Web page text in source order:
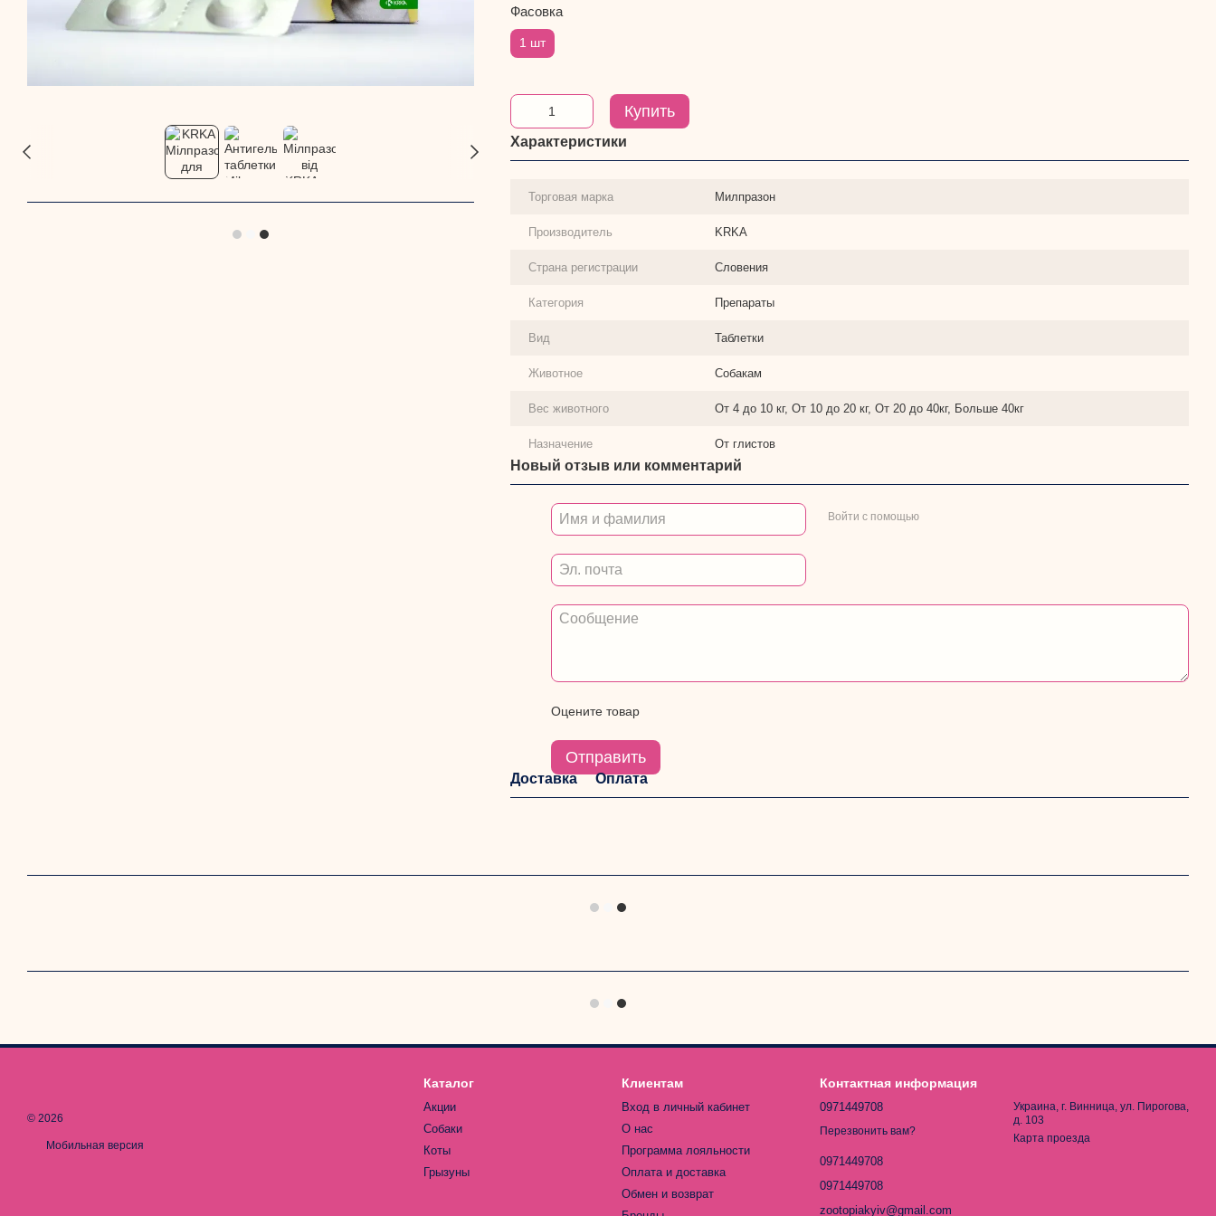
Фасовка
1 шт
Купить
Характеристики
Торговая марка Милпразон
Производитель KRKA
Страна регистрации Словения
Категория Препараты
Вид Таблетки
Животное Собакам
Вес животного От 4 до 10 кг, От 10 до 20 кг, От 20 до 40кг, Больше 40кг
Назначение От глистов
Новый отзыв или комментарий
Войти с помощью
Оцените товар
Отправить
Доставка Оплата
© 2026
Мобильная версия
Каталог
Акции
Собаки
Коты
Грызуны
Клиентам
Вход в личный кабинет
О нас
Программа лояльности
Оплата и доставка
Обмен и возврат
Контактная информация
0971449708
Перезвонить вам?
0971449708
0971449708
zootopiakyiv@gmail.com
Украина, г. Винница, ул. Пирогова,
д. 103
Карта проезда